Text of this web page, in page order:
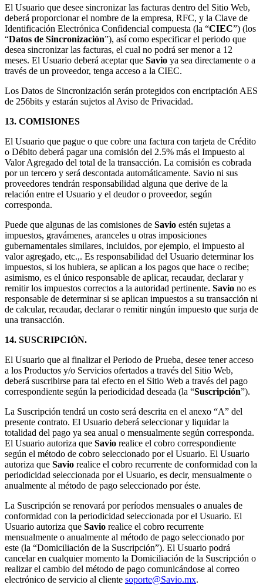
El Usuario que desee sincronizar las facturas dentro del Sitio Web,
deberá proporcionar el nombre de la empresa, RFC, y la Clave de
Identificación Electrónica Confidencial compuesta (la “CIEC”) (los
“Datos de Sincronización”), así como especificar el periodo que
desea sincronizar las facturas, el cual no podrá ser menor a 12
meses. El Usuario deberá aceptar que Savio ya sea directamente o a
través de un proveedor, tenga acceso a la CIEC.
Los Datos de Sincronización serán protegidos con encriptación AES
de 256bits y estarán sujetos al Aviso de Privacidad.
13. COMISIONES
El Usuario que pague o que cobre una factura con tarjeta de Crédito
o Débito deberá pagar una comisión del 2.5% más el Impuesto al
Valor Agregado del total de la transacción. La comisión es cobrada
por un tercero y será descontada automáticamente. Savio ni sus
proveedores tendrán responsabilidad alguna que derive de la
relación entre el Usuario y el deudor o proveedor, según
corresponda.
Puede que algunas de las comisiones de Savio estén sujetas a
impuestos, gravámenes, aranceles u otras imposiciones
gubernamentales similares, incluidos, por ejemplo, el impuesto al
valor agregado, etc.,. Es responsabilidad del Usuario determinar los
impuestos, si los hubiera, se aplican a los pagos que hace o recibe;
asimismo, es el único responsable de aplicar, recaudar, declarar y
remitir los impuestos correctos a la autoridad pertinente. Savio no es
responsable de determinar si se aplican impuestos a su transacción ni
de calcular, recaudar, declarar o remitir ningún impuesto que surja de
una transacción.
14. SUSCRIPCIÓN.
El Usuario que al finalizar el Periodo de Prueba, desee tener acceso
a los Productos y/o Servicios ofertados a través del Sitio Web,
deberá suscribirse para tal efecto en el Sitio Web a través del pago
correspondiente según la periodicidad deseada (la “Suscripción”).
La Suscripción tendrá un costo será descrita en el anexo “A” del
presente contrato. El Usuario deberá seleccionar y liquidar la
totalidad del pago ya sea anual o mensualmente según corresponda.
El Usuario autoriza que Savio realice el cobro correspondiente
según el método de cobro seleccionado por el Usuario. El Usuario
autoriza que Savio realice el cobro recurrente de conformidad con la
periodicidad seleccionada por el Usuario, es decir, mensualmente o
anualmente al método de pago seleccionado por éste.
La Suscripción se renovará por períodos mensuales o anuales de
conformidad con la periodicidad seleccionada por el Usuario. El
Usuario autoriza que Savio realice el cobro recurrente
mensualmente o anualmente al método de pago seleccionado por
este (la “Domiciliación de la Suscripción”). El Usuario podrá
cancelar en cualquier momento la Domiciliación de la Suscripción o
realizar el cambio del método de pago comunicándose al correo
electrónico de servicio al cliente soporte@Savio.mx.